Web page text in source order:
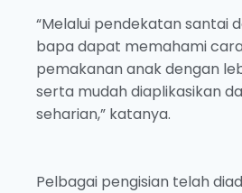
“Melalui pendekatan santai
bapa dapat memahami
pemakanan anak dengan
serta mudah diaplikasikan
seharian,” katanya.
Pelbagai pengisian telah